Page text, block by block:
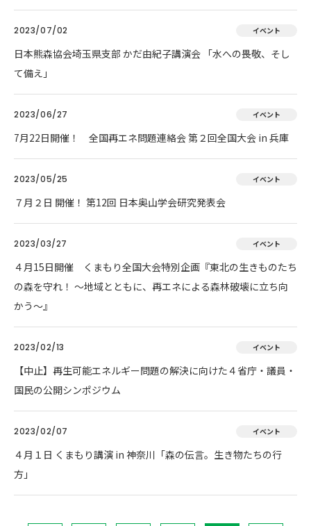
2023/07/02 イベント
日本熊森協会埼玉県支部 かだ由紀子講演会 「水への畏敬、そし
て備え」
2023/06/27 イベント
7月22日開催！ 全国再エネ問題連絡会 第２回全国大会 in 兵庫
2023/05/25 イベント
７月２日 開催！ 第12回 日本奥山学会研究発表会
2023/03/27 イベント
４月15日開催 くまもり全国大会特別企画『東北の生きものたち
の森を守れ！ 〜地域とともに、再エネによる森林破壊に立ち向
かう〜』
2023/02/13 イベント
【中止】再生可能エネルギー問題の解決に向けた４省庁・議員・
国民の公開シンポジウム
2023/02/07 イベント
４月１日 くまもり講演 in 神奈川「森の伝言。生き物たちの行
方」